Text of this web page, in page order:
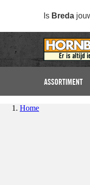
Is Breda
ASSORTIMENT
Home